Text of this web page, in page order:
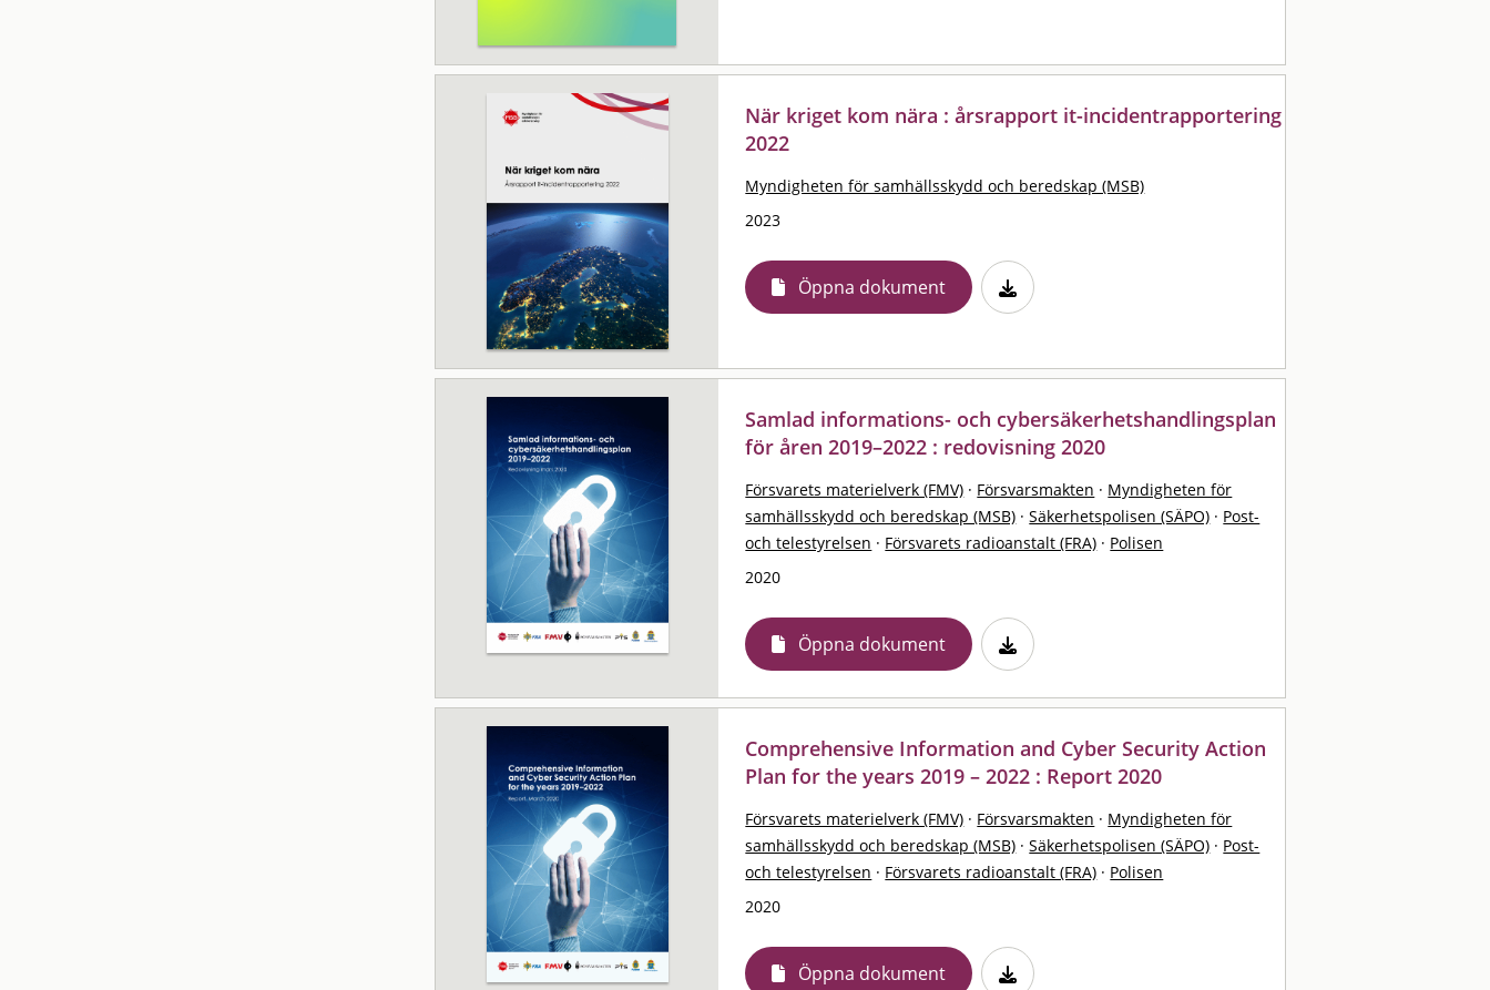
När kriget kom nära : årsrapport it-incidentrapportering
2022
Myndigheten för samhällsskydd och beredskap (MSB)
2023
Öppna dokument
Samlad informations- och cybersäkerhetshandlingsplan
för åren 2019–2022 : redovisning 2020
Försvarets materielverk (FMV) · Försvarsmakten · Myndigheten för
samhällsskydd och beredskap (MSB) · Säkerhetspolisen (SÄPO) · Post-
och telestyrelsen · Försvarets radioanstalt (FRA) · Polisen
2020
Öppna dokument
Comprehensive Information and Cyber Security Action
Plan for the years 2019 – 2022 : Report 2020
Försvarets materielverk (FMV) · Försvarsmakten · Myndigheten för
samhällsskydd och beredskap (MSB) · Säkerhetspolisen (SÄPO) · Post-
och telestyrelsen · Försvarets radioanstalt (FRA) · Polisen
2020
Öppna dokument